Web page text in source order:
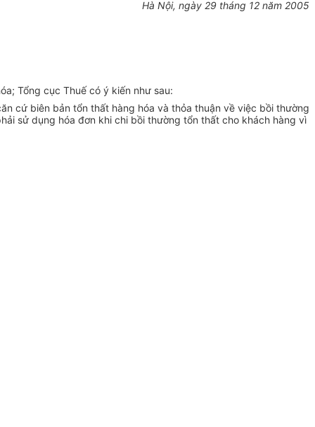
Hà Nội, ngày 29 tháng 12 năm 2005
Tổng cục Thuế có ý kiến như sau:
cứ biên bản tổn thất hàng hóa và thỏa thuận về việc bồi thường
sử dụng hóa đơn khi chi bồi thường tổn thất cho khách hàng vì